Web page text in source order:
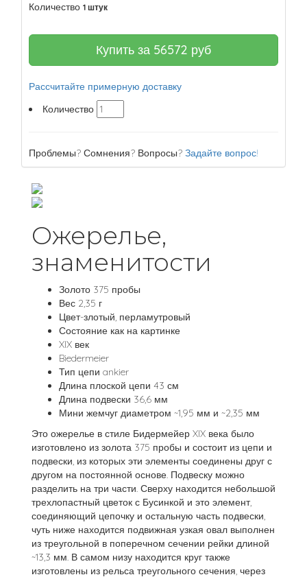
Количество 1 штук
Купить за 56572 руб
Рассчитайте примерную доставку
Количество
Проблемы? Сомнения? Вопросы? Задайте вопрос!
Ожерелье,
знаменитости
Золото 375 пробы
Вес 2,35 г
Цвет-злотый, перламутровый
Состояние как на картинке
XIX век
Biedermeier
Тип цепи ankier
Длина плоской цепи 43 см
Длина подвески 36,6 мм
Мини жемчуг диаметром ~1,95 мм и ~2,35 мм
Это ожерелье в стиле Бидермейер XIX века было
изготовлено из золота 375 пробы и состоит из цепи и
подвески, из которых эти элементы соединены друг с
другом на постоянной основе. Подвеску можно
разделить на три части. Сверху находится небольшой
трехлопастный цветок с Бусинкой и это элемент,
соединяющий цепочку и остальную часть подвески,
чуть ниже находится подвижная узкая овал выполнен
из треугольной в поперечном сечении рейки длиной
~13,3 мм. В самом низу находится круг также
изготовлены из рельса треугольного сечения, через